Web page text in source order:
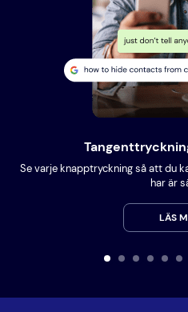
Se varje knapptryckning så att du
har är
LÄS